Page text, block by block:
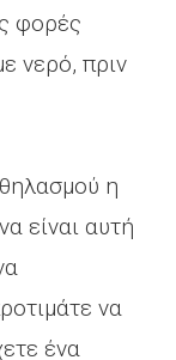
φορές
νερό, πριν
η
είναι αυτή
να
ένα